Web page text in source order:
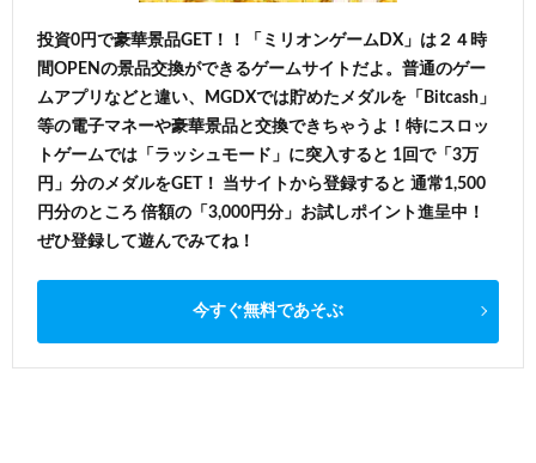
投資0円で豪華景品GET！！「ミリオンゲームDX」は２４時
間OPENの景品交換ができるゲームサイトだよ。普通のゲー
ムアプリなどと違い、MGDXでは貯めたメダルを「Bitcash」
等の電子マネーや豪華景品と交換できちゃうよ！特にスロッ
トゲームでは「ラッシュモード」に突入すると 1回で「3万
円」分のメダルをGET！ 当サイトから登録すると 通常1,500
円分のところ 倍額の「3,000円分」お試しポイント進呈中！
ぜひ登録して遊んでみてね！
今すぐ無料であそぶ